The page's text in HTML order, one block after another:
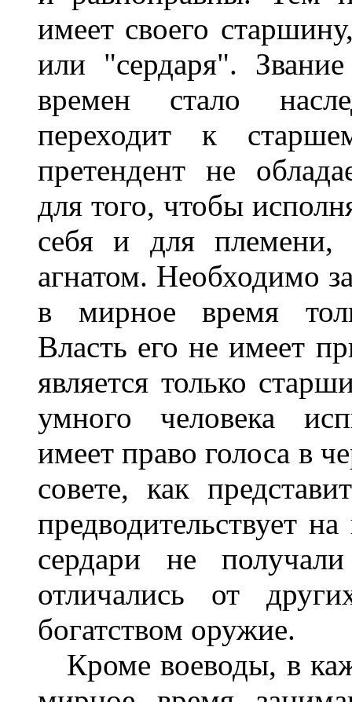
имеет своего
или "сердаря".
времен стало
переходит к
претендент не
для того, чтобы
себя и для
агнатом. Необходимо
в мирное время
Власть его не имеет
является только
умного человека
имеет право голоса в
совете, как
предводительствует
сердари не
отличались от
богатством оружие.
Кроме воеводы, в